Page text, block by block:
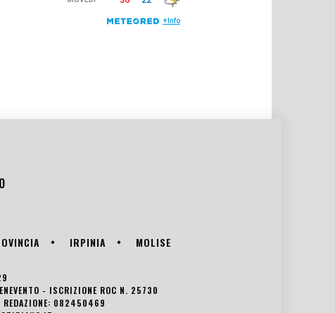
IRPINIA MOLISE
- ISCRIZIONE ROC N. 25730
REDAZIONE: 082450469